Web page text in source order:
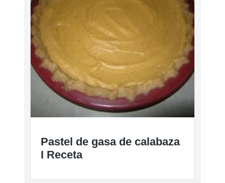
Pastel de gasa de calabaza
I Receta